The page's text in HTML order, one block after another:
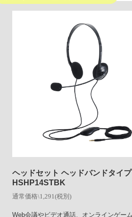
ヘッドセット ヘッドバンドタイプ
HSHP14STBK
通常価格\1,291(税別)
Web会議やビデオ通話、オンラインゲー